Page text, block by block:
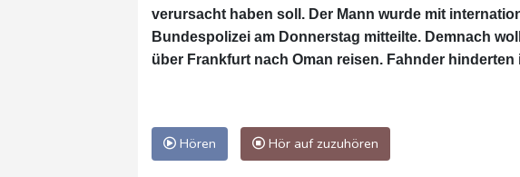
verursacht haben soll. Der Mann wurde mit
Bundespolizei am Donnerstag mitteilte. Demnach
über Frankfurt nach Oman reisen. Fahnder
Hören Hör auf zuzuhören